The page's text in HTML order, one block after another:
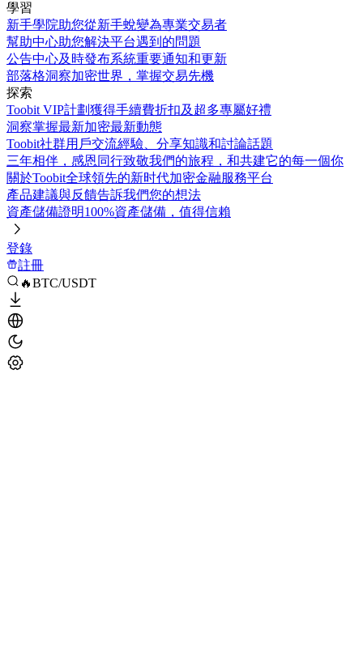
學習
新手學院助您從新手蛻變為專業交易者
幫助中心助您解決平台遇到的問題
公告中心及時發布系統重要通知和更新
部落格洞察加密世界，掌握交易先機
探索
Toobit VIP計劃獲得手續費折扣及超多專屬好禮
洞察掌握最新加密最新動態
Toobit社群用戶交流經驗、分享知識和討論話題
三年相伴，感恩同行致敬我們的旅程，和共建它的每一個你
關於Toobit全球領先的新时代加密金融服務平台
產品建議與反饋告訴我們您的想法
資產儲備證明100%資產儲備，值得信賴
登錄
註冊
🔥BTC/USDT